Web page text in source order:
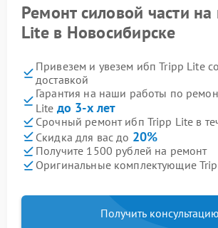
Ремонт силовой части
Lite в Новосибирске
Привезем и увезем ибп Tripp Lite
доставкой
Гарантия на наши работы по
Lite до 3-х лет
Срочный ремонт ибп Tripp Lite в
Скидка для вас до 20%
Получите 1500 рублей на ремонт
Оригинальные комплектующие
Получить консультацию